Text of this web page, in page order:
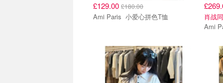
£129.00 £180.00
Ami Paris 小爱心拼色T恤 肖战